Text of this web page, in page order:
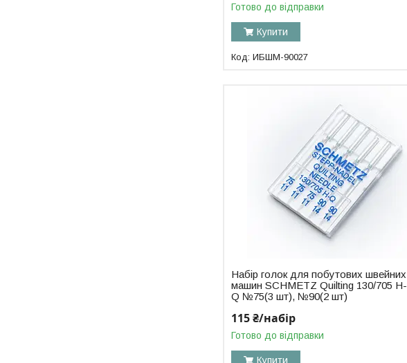
Готово до відправки
Купити
ИБШМ-90027
Набір голок для побутових швейних
машин SCHMETZ Quilting 130/705 H-
Q №75(3 шт), №90(2 шт)
115 ₴/набір
Готово до відправки
Купити